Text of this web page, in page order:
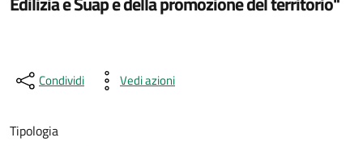
Condividi Vedi azioni
Tipologia